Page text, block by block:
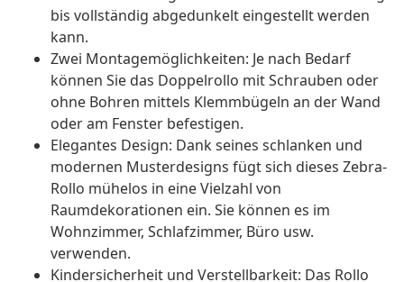
bis vollständig abgedunkelt eingestellt werden
kann.
Zwei Montagemöglichkeiten: Je nach Bedarf
können Sie das Doppelrollo mit Schrauben oder
ohne Bohren mittels Klemmbügeln an der Wand
oder am Fenster befestigen.
Elegantes Design: Dank seines schlanken und
modernen Musterdesigns fügt sich dieses Zebra-
Rollo mühelos in eine Vielzahl von
Raumdekorationen ein. Sie können es im
Wohnzimmer, Schlafzimmer, Büro usw.
verwenden.
Kindersicherheit und Verstellbarkeit: Das Rollo